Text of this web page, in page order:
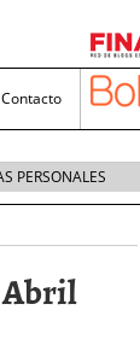
Contacto
PERSONALES
Abril